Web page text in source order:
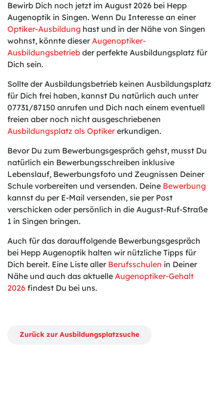
Bewirb Dich noch jetzt im August 2026 bei Hepp
Augenoptik in Singen. Wenn Du Interesse an einer
Optiker-Ausbildung hast und in der Nähe von Singen
wohnst, könnte dieser Augenoptiker-
Ausbildungsbetrieb der perfekte Ausbildungsplatz für
Dich sein.
Sollte der Ausbildungsbetrieb keinen Ausbildungsplatz
für Dich frei haben, kannst Du natürlich auch unter
07731/87150 anrufen und Dich nach einem eventuell
freien aber noch nicht ausgeschriebenen
Ausbildungsplatz als Optiker erkundigen.
Bevor Du zum Bewerbungsgespräch gehst, musst Du
natürlich ein Bewerbungsschreiben inklusive
Lebenslauf, Bewerbungsfoto und Zeugnissen Deiner
Schule vorbereiten und versenden. Deine Bewerbung
kannst du per E-Mail versenden, sie per Post
verschicken oder persönlich in die August-Ruf-Straße
1 in Singen bringen.
Auch für das darauffolgende Bewerbungsgespräch
bei Hepp Augenoptik halten wir nützliche Tipps für
Dich bereit. Eine Liste aller Berufsschulen in Deiner
Nähe und auch das aktuelle Augenoptiker-Gehalt
2026 findest Du bei uns.
Zurück zur Ausbildungsplatzsuche